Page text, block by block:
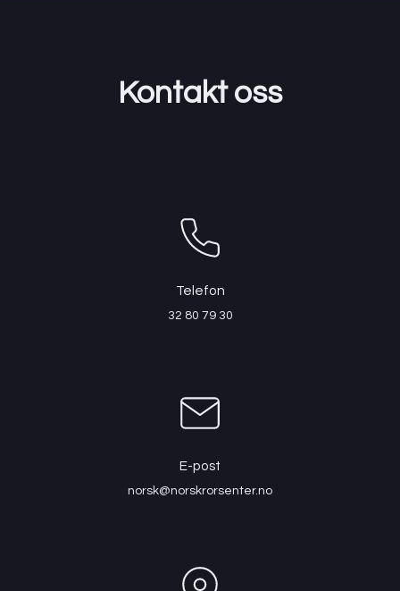
Kontakt oss
Telefon
32 80 79 30
E-post
norsk@norskrorsenter.no